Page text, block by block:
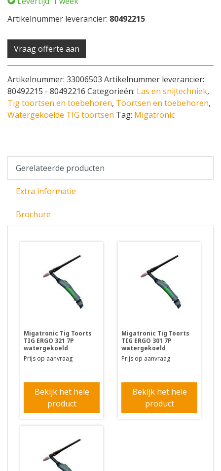
Artikelnummer leverancier: 80492215
Vraag offerte aan
Artikelnummer: 33006503 Artikelnummer leverancier:
80492215 - 80492216 Categorieën: Las en snijtechniek,
Tig toortsen en toebehoren, Toortsen en toebehoren,
Watergekoelde TIG toortsen Tag: Migatronic
Gerelateerde producten
Extra informatie
Brochure
Migatronic Tig Toorts
TIG ERGO 321 7P
watergekoeld
Prijs op aanvraag
Bekijk het hele
product
Migatronic Tig Toorts
TIG ERGO 301 7P
watergekoeld
Prijs op aanvraag
Bekijk het hele
product